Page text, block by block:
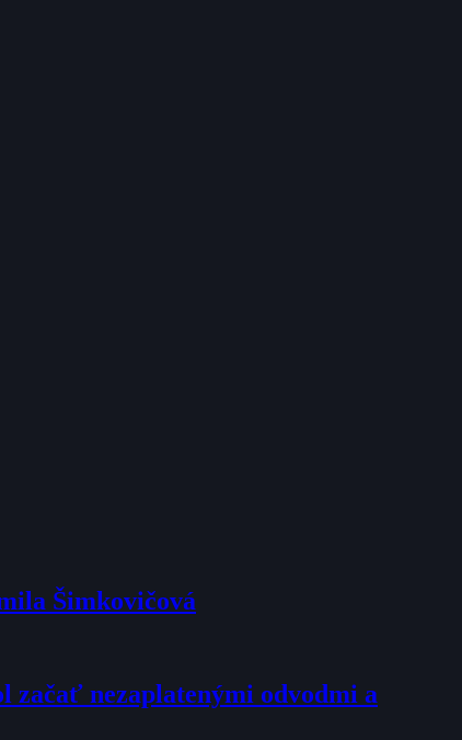
Šimkovičová
začať nezaplatenými odvodmi a